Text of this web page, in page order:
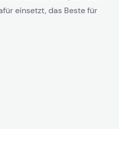
einsetzt, das Beste für